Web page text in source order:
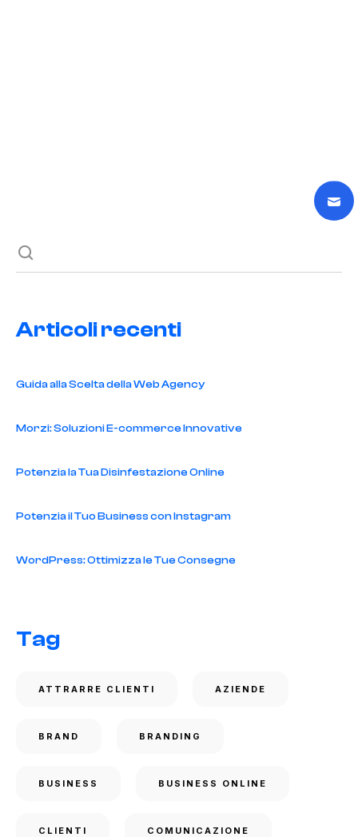
Articoli recenti
Guida alla Scelta della Web Agency
Morzi: Soluzioni E-commerce Innovative
Potenzia la Tua Disinfestazione Online
Potenzia il Tuo Business con Instagram
WordPress: Ottimizza le Tue Consegne
Tag
ATTRARRE CLIENTI AZIENDE
BRAND BRANDING
BUSINESS BUSINESS ONLINE
CLIENTI COMUNICAZIONE